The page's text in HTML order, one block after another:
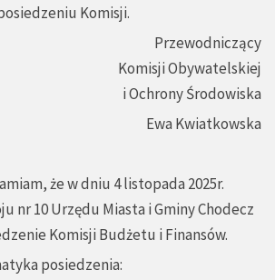
Komisji.
Przewodniczący
Komisji Obywatelskiej
i Ochrony Środowiska
Ewa Kwiatkowska
że w dniu 4 listopada 2025r.
nr 10 Urzędu Miasta i Gminy Chodecz
Komisji Budżetu i Finansów.
posiedzenia: